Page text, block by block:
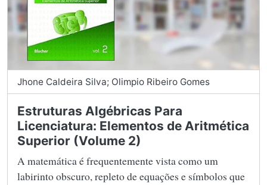
Jhone Caldeira Silva; Olimpio Ribeiro Gomes
Estruturas Algébricas Para
Licenciatura: Elementos de Aritmética
Superior (Volume 2)
A matemática é frequentemente vista como um
labirinto obscuro, repleto de equações e símbolos que